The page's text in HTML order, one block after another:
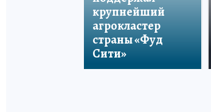
крупнейший
агрокластер
страны «Фуд
Сити»